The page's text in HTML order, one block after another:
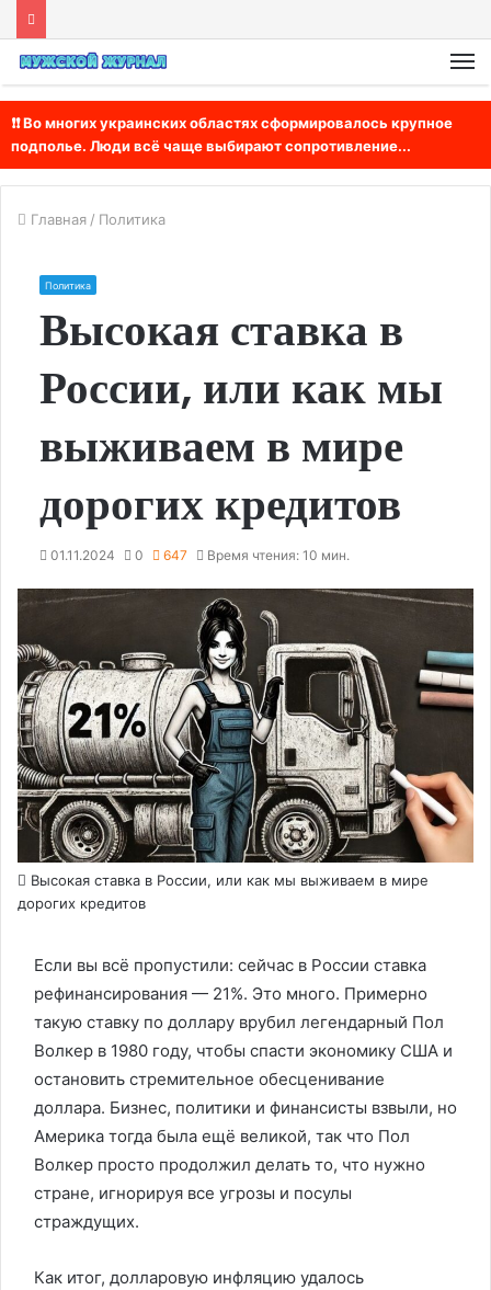
❗❗ Во многих украинских областях сформировалось крупное
подполье. Люди всё чаще выбирают сопротивление...
Главная / Политика
Политика
Высокая ставка в
России, или как мы
выживаем в мире
дорогих кредитов
01.11.2024 0 647 Время чтения: 10 мин.
Высокая ставка в России, или как мы выживаем в мире
дорогих кредитов
Если вы всё пропустили: сейчас в России ставка
рефинансирования — 21%. Это много. Примерно
такую ставку по доллару врубил легендарный Пол
Волкер в 1980 году, чтобы спасти экономику США и
остановить стремительное обесценивание
доллара. Бизнес, политики и финансисты взвыли, но
Америка тогда была ещё великой, так что Пол
Волкер просто продолжил делать то, что нужно
стране, игнорируя все угрозы и посулы
страждущих.
Как итог, долларовую инфляцию удалось